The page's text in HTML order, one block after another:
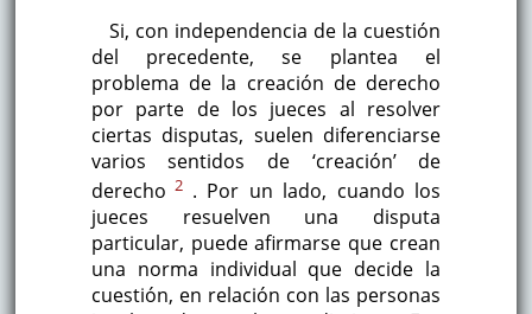
Si, con independencia de la cuestión
del precedente, se plantea el
problema de la creación de derecho
por parte de los jueces al resolver
ciertas disputas, suelen diferenciarse
varios sentidos de ‘creación’ de
derecho 2 . Por un lado, cuando los
jueces resuelven una disputa
particular, puede afirmarse que crean
una norma individual que decide la
cuestión, en relación con las personas